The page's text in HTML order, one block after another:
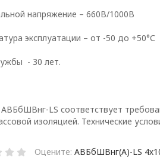
напряжение – 660В/1000В
эксплуатации – от -50 до +50°С
- 30 лет.
LS соответствует
изоляцией. Технические
Оцените: АВБбШВнг(А)-LS
обработки персональных
обработки
«ОПТИКЭНЕРГОКАБЕЛЬ».
данных разработана с
персональных данных.
данных ООО